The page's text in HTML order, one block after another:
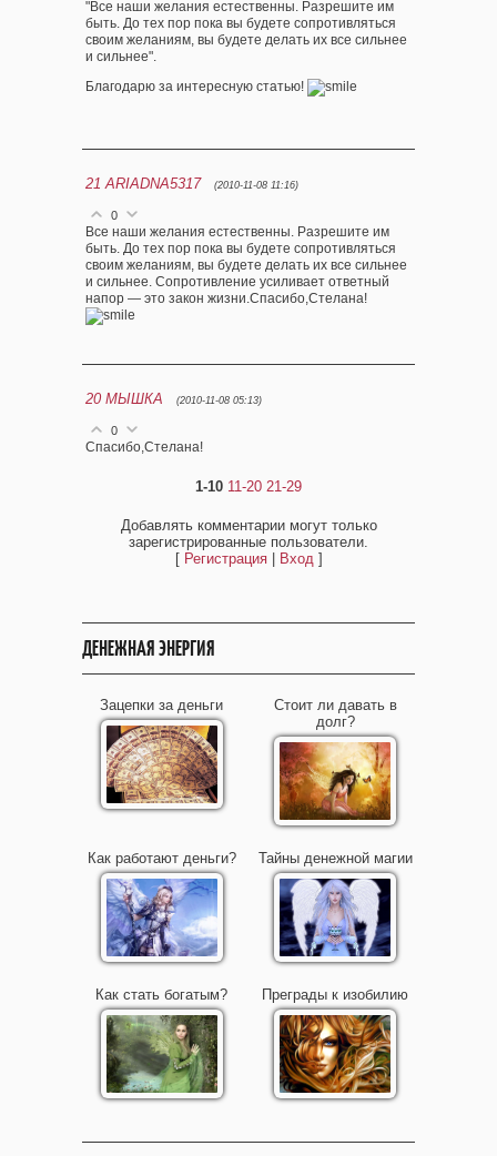
"Все наши желания естественны. Разрешите им
быть. До тех пор пока вы будете сопротивляться
своим желаниям, вы будете делать их все сильнее
и сильнее".
Благодарю за интересную статью!
21 ARIADNA5317 (2010-11-08 11:16)
0
Все наши желания естественны. Разрешите им
быть. До тех пор пока вы будете сопротивляться
своим желаниям, вы будете делать их все сильнее
и сильнее. Сопротивление усиливает ответный
напор — это закон жизни.Спасибо,Стелана!
20 МЫШКА (2010-11-08 05:13)
0
Спасибо,Стелана!
1-10 11-20 21-29
Добавлять комментарии могут только
зарегистрированные пользователи.
[ Регистрация| Вход]
ДЕНЕЖНАЯ ЭНЕРГИЯ
Зацепки за деньги
Стоит ли давать в
долг?
Как работают деньги? Тайны денежной магии
Как стать богатым? Преграды к изобилию